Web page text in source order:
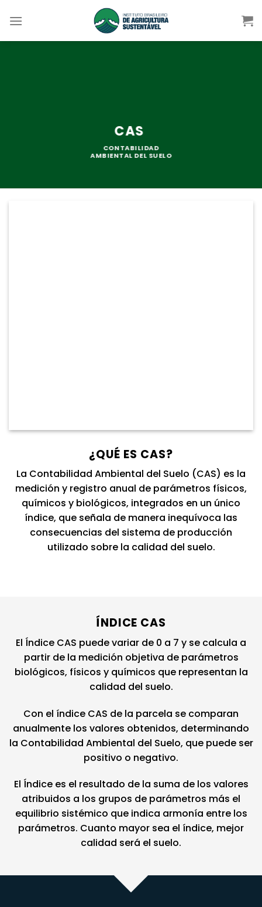
CAS
CONTABILIDAD
AMBIENTAL DEL SUELO
¿QUÉ ES CAS?
La Contabilidad Ambiental del Suelo (CAS) es la
medición y registro anual de parámetros físicos,
químicos y biológicos, integrados en un único
índice, que señala de manera inequívoca las
consecuencias del sistema de producción
utilizado sobre la calidad del suelo.
ÍNDICE CAS
El Índice CAS puede variar de 0 a 7 y se calcula a
partir de la medición objetiva de parámetros
biológicos, físicos y químicos que representan la
calidad del suelo.
Con el índice CAS de la parcela se comparan
anualmente los valores obtenidos, determinando
la Contabilidad Ambiental del Suelo, que puede ser
positivo o negativo.
El Índice es el resultado de la suma de los valores
atribuidos a los grupos de parámetros más el
equilibrio sistémico que indica armonía entre los
parámetros. Cuanto mayor sea el índice, mejor
calidad será el suelo.